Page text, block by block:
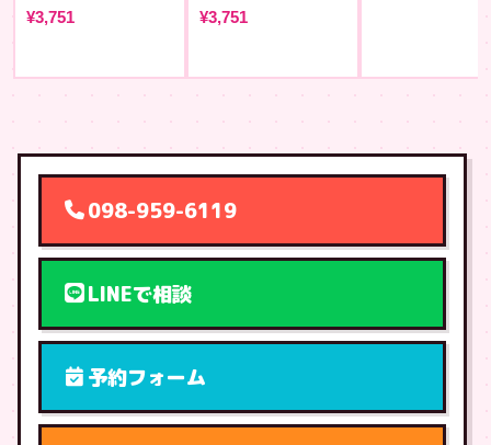
¥3,751 ¥3,751
098-959-6119
LINEで相談
予約フォーム